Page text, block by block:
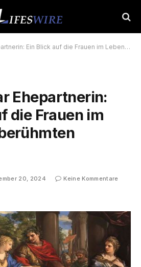
Ein Blick auf die Frauen im Leben des berühmten Feldherrn
Ehepartnerin:
die Frauen im
20, 2024
Keine Kommentare